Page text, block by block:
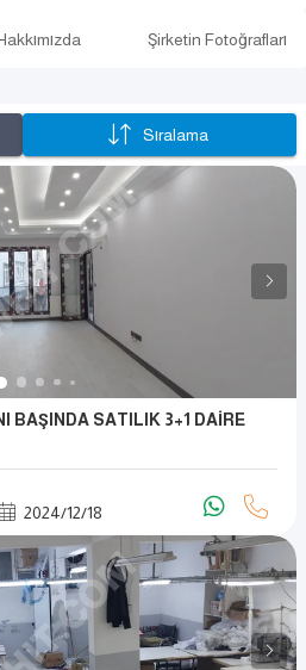
Şirketin Fotoğrafları
Sıralama
BAŞINDA SATILIK 3+1 DAİRE
2024/12/18